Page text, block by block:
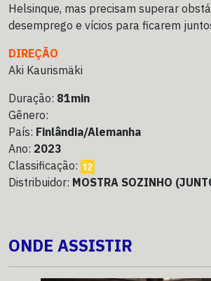
Helsinque, mas precisam superar
desemprego e vícios para ficarem
DIREÇÃO
Aki Kaurismäki
Duração: 81min
Gênero:
País: Finlândia/Alemanha
Ano: 2023
Classificação:
Distribuidor: MOSTRA SOZINHO
ONDE ASSISTIR